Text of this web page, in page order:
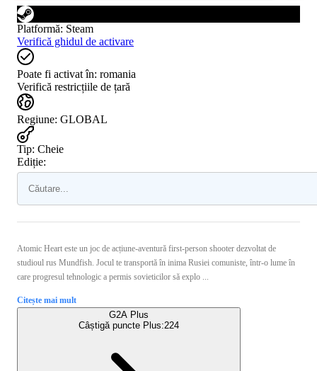
Platformă: Steam
Verifică ghidul de activare
Poate fi activat în: romania
Verifică restricțiile de țară
Regiune: GLOBAL
Tip: Cheie
Ediție:
Atomic Heart este un joc de acțiune-aventură first-person shooter dezvoltat de
studioul rus Mundfish. Jocul te transportă în inima Rusiei comuniste, într-o lume în
care progresul tehnologic a permis sovieticilor să explo ...
Citește mai mult
G2A Plus
Câștigă puncte Plus:224